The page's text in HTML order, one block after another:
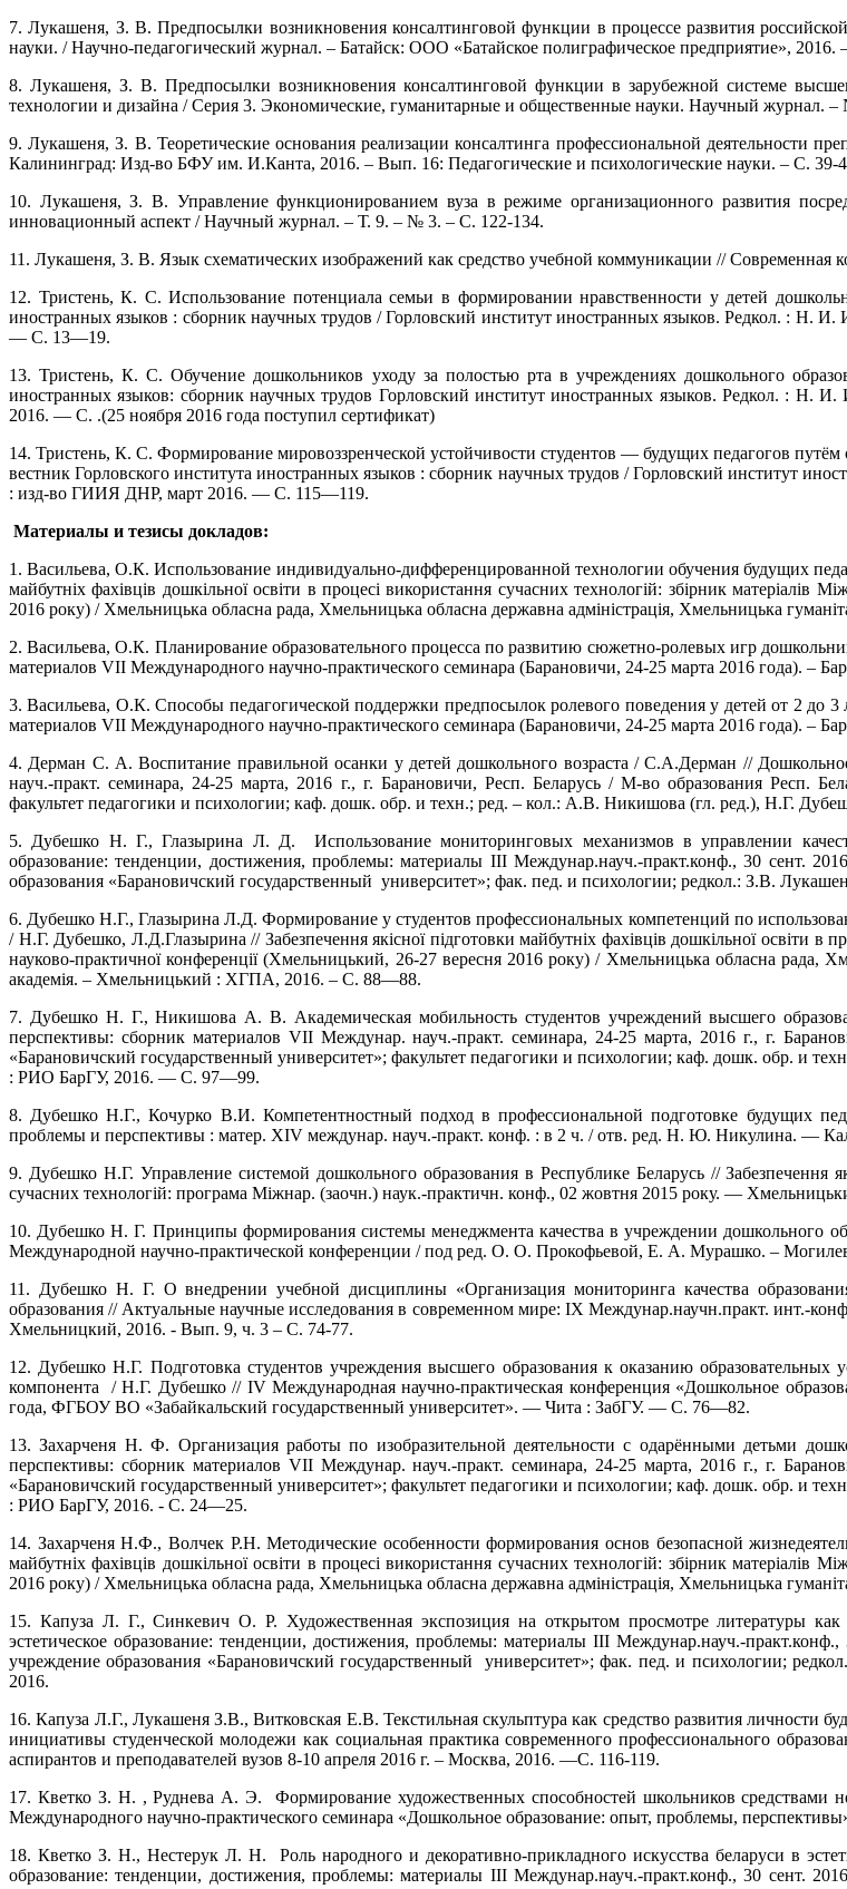
7. Лукашеня, З. В. Предпосылки возникновения консалтинговой функции в процессе развития
науки. / Научно-педагогический журнал. – Батайск: ООО «Батайское полиграфическое предприятие»,
8. Лукашеня, З. В. Предпосылки возникновения консалтинговой функции в зарубежной системе
технологии и дизайна / Серия 3. Экономические, гуманитарные и общественные науки. Научный
9. Лукашеня, З. В. Теоретические основания реализации консалтинга профессиональной деятельности
Калининград: Изд-во БФУ им. И.Канта, 2016. – Вып. 16: Педагогические и психологические науки. – С. 39-
10. Лукашеня, З. В. Управление функционированием вуза в режиме организационного развития
инновационный аспект / Научный журнал. – Т. 9. – № 3. – С. 122-134.
11. Лукашеня, З. В. Язык схематических изображений как средство учебной коммуникации //
12. Тристень, К. С. Использование потенциала семьи в формировании нравственности у детей
иностранных языков : сборник научных трудов / Горловский институт иностранных языков. Редкол. :
— С. 13—19.
13. Тристень, К. С. Обучение дошкольников уходу за полостью рта в учреждениях дошкольного
иностранных языков: сборник научных трудов Горловский институт иностранных языков. Редкол. :
2016. — С. .(25 ноября 2016 года поступил сертификат)
14. Тристень, К. С. Формирование мировоззренческой устойчивости студентов — будущих педагогов
вестник Горловского института иностранных языков : сборник научных трудов / Горловский институт
: изд-во ГИИЯ ДНР, март 2016. — С. 115—119.
Материалы и тезисы докладов:
1. Васильева, О.К. Использование индивидуально-дифференцированной технологии обучения будущих
майбутніх фахівців дошкільної освіти в процесі використання сучасних технологій: збірник матеріалів
2016 року) / Хмельницька обласна рада, Хмельницька обласна державна адміністрація, Хмельницька
2. Васильева, О.К. Планирование образовательного процесса по развитию сюжетно-ролевых игр
материалов VII Международного научно-практического семинара (Барановичи, 24-25 марта 2016 года). –
3. Васильева, О.К. Способы педагогической поддержки предпосылок ролевого поведения у детей от 2
материалов VII Международного научно-практического семинара (Барановичи, 24-25 марта 2016 года). –
4. Дерман С. А. Воспитание правильной осанки у детей дошкольного возраста / С.А.Дерман //
науч.-практ. семинара, 24-25 марта, 2016 г., г. Барановичи, Респ. Беларусь / М-во образования Респ.
факультет педагогики и психологии; каф. дошк. обр. и техн.; ред. – кол.: А.В. Никишова (гл. ред.), Н.Г.
5. Дубешко Н. Г., Глазырина Л. Д. Использование мониторинговых механизмов в управлении
образование: тенденции, достижения, проблемы: материалы III Междунар.науч.-практ.конф., 30 сент.
образования «Барановичский государственный университет»; фак. пед. и психологии; редкол.: З.В.
6. Дубешко Н.Г., Глазырина Л.Д. Формирование у студентов профессиональных компетенций по
/ Н.Г. Дубешко, Л.Д.Глазырина // Забезпечення якісної підготовки майбутніх фахівців дошкільної освіти в
науково-практичної конференції (Хмельницький, 26-27 вересня 2016 року) / Хмельницька обласна рада,
академія. – Хмельницький : ХГПА, 2016. – С. 88—88.
7. Дубешко Н. Г., Никишова А. В. Академическая мобильность студентов учреждений высшего
перспективы: сборник материалов VII Междунар. науч.-практ. семинара, 24-25 марта, 2016 г., г.
«Барановичский государственный университет»; факультет педагогики и психологии; каф. дошк. обр. и
: РИО БарГУ, 2016. — С. 97—99.
8. Дубешко Н.Г., Кочурко В.И. Компетентностный подход в профессиональной подготовке будущих
проблемы и перспективы : матер. XIV междунар. науч.-практ. конф. : в 2 ч. / отв. ред. Н. Ю. Никулина. —
9. Дубешко Н.Г. Управление системой дошкольного образования в Республике Беларусь // Забезпечення
сучасних технологій: програма Міжнар. (заочн.) наук.-практичн. конф., 02 жовтня 2015 року. —
10. Дубешко Н. Г. Принципы формирования системы менеджмента качества в учреждении дошкольного
Международной научно-практической конференции / под ред. О. О. Прокофьевой, Е. А. Мурашко. –
11. Дубешко Н. Г. О внедрении учебной дисциплины «Организация мониторинга качества
образования // Актуальные научные исследования в современном мире: ІХ Междунар.научн.практ. инт.-
Хмельницкий, 2016. - Вып. 9, ч. 3 – С. 74-77.
12. Дубешко Н.Г. Подготовка студентов учреждения высшего образования к оказанию образовательных
компонента / Н.Г. Дубешко // IV Международная научно-практическая конференция «Дошкольное
года, ФГБОУ ВО «Забайкальский государственный университет». — Чита : ЗабГУ. — С. 76—82.
13. Захарченя Н. Ф. Организация работы по изобразительной деятельности с одарёнными детьми
перспективы: сборник материалов VII Междунар. науч.-практ. семинара, 24-25 марта, 2016 г., г.
«Барановичский государственный университет»; факультет педагогики и психологии; каф. дошк. обр. и
: РИО БарГУ, 2016. - С. 24—25.
14. Захарченя Н.Ф., Волчек Р.Н. Методические особенности формирования основ безопасной
майбутніх фахівців дошкільної освіти в процесі використання сучасних технологій: збірник матеріалів
2016 року) / Хмельницька обласна рада, Хмельницька обласна державна адміністрація, Хмельницька
15. Капуза Л. Г., Синкевич О. Р. Художественная экспозиция на открытом просмотре литературы
эстетическое образование: тенденции, достижения, проблемы: материалы III Междунар.науч.-
учреждение образования «Барановичский государственный университет»; фак. пед. и психологии;
2016.
16. Капуза Л.Г., Лукашеня З.В., Витковская Е.В. Текстильная скульптура как средство развития личности
инициативы студенческой молодежи как социальная практика современного профессионального
аспирантов и преподавателей вузов 8-10 апреля 2016 г. – Москва, 2016. —С. 116-119.
17. Кветко З. Н. , Руднева А. Э. Формирование художественных способностей школьников
Международного научно-практического семинара «Дошкольное образование: опыт, проблемы,
18. Кветко З. Н., Нестерук Л. Н. Роль народного и декоративно-прикладного искусства беларуси в
образование: тенденции, достижения, проблемы: материалы III Междунар.науч.-практ.конф., 30 сент.